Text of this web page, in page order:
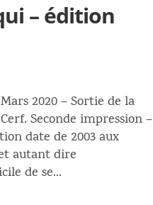
– édition
2020 – Sortie de la
Seconde impression –
date de 2003 aux
autant dire
de se...